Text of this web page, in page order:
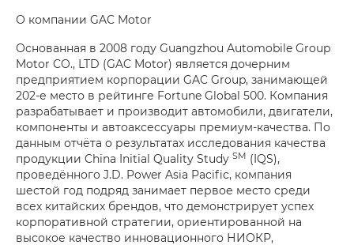
О компании GAC Motor
Основанная в 2008 году Guangzhou Automobile Group
Motor CO., LTD (GAC Motor) является дочерним
предприятием корпорации GAC Group, занимающей
202-е место в рейтинге Fortune Global 500. Компания
разрабатывает и производит автомобили, двигатели,
компоненты и автоаксессуары премиум-качества. По
данным отчёта о результатах исследования качества
продукции China Initial Quality Study SM (IQS),
проведённого J.D. Power Asia Pacific, компания
шестой год подряд занимает первое место среди
всех китайских брендов, что демонстрирует успех
корпоративной стратегии, ориентированной на
высокое качество инновационного НИОКР,